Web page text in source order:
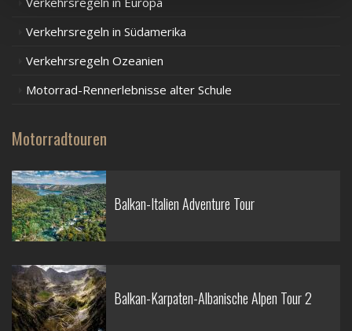
Verkehrsregeln in Südamerika
Verkehrsregeln Ozeanien
Motorrad-Rennerlebnisse alter Schule
Motorradtouren
Balkan-Italien Adventure Tour
Balkan-Karpaten-Albanische Alpen Tour 2